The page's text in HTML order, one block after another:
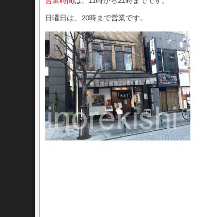
日曜日は、20時まで営業です。